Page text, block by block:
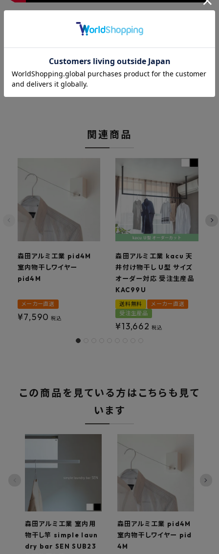
商品レビュー
レビューを書く
関連商品
森田アルミ工業 pid4M
室内物干しワイヤー
pid4M
メーカー直送
¥7,590 税込
森田アルミ工業 kacu 天
井付け物干し U型 サイズ
オーダー対応 受注生産品
KAC99U
送料無料
メーカー直送
受注生産品
¥13,662 税込
この商品を見ている方はこちらも見て
います
森田アルミ工業 室内用
物干し竿 simple laun
dry bar SEN SUB23
森田アルミ工業 pid4M
室内物干しワイヤー pid
4M